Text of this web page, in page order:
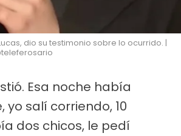
dio su testimonio sobre lo ocurrido. |
Esa noche había
yo salí corriendo, 10
dos chicos, le pedí